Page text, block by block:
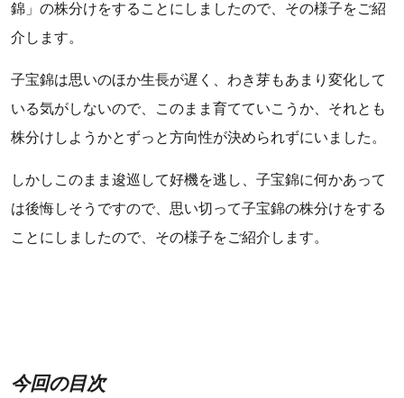
錦」の株分けをすることにしましたので、その様子をご紹
介します。
子宝錦は思いのほか生長が遅く、わき芽もあまり変化して
いる気がしないので、このまま育てていこうか、それとも
株分けしようかとずっと方向性が決められずにいました。
しかしこのまま逡巡して好機を逃し、子宝錦に何かあって
は後悔しそうですので、思い切って子宝錦の株分けをする
ことにしましたので、その様子をご紹介します。
今回の目次